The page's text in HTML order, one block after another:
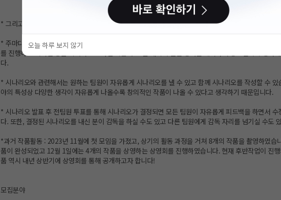
* 그리고 자유롭게 하고 싶은 활동이 있다면 건의 후 실행되었고 할 예정입니다.
* 주마다 세부 활동 내용은, 매주 일요일에 관악 회의실 및 건대연습실에서 정기모임을 가지며 제작할
를 진행하고 리허설 등을 지속적으로 가진 다음에 20분 내외의 단편 영화를 제작하여 공모전이나 영화
다.
* 시나리오와 관련해서는 원하는 팀원이 자유롭게 시나리오를 낼 수 있고 함께 시나리오를 작성할 수 있
야의 특성상 다양한 생각이 자유롭게 나올수록 창의적인 작품이 나올 수 있다고 생각하기 때문입니다.
* 시나리오 발표 후 전팀원 투표를 통해 시나리오가 결정되면 모든 팀원이 자유롭게 피드백을 하면서 수
다. 또한, 결정된 시나리오를 내신 분이 감독을 하실 수도 있고 다른 팀원에게 감독 자리를 넘기실 수도
*과거 작품활동 : 2023년 11월에 첫 모임을 가졌고, 상기의 활동 과정을 거쳐 8개의 작품을 촬영하였습
품이 완성되었고 12월 1일에는 4개의 작품을 상영하는 상영회를 진행하였습니다. 현재 후반작업이 진
품 역시 내년 상반기에 상영회를 통해 공개하고자 합니다!
모집분야
오늘 하루 보지 않기